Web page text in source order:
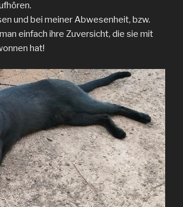
und bei meiner Abwesenheit, bzw.
einfach ihre Zuversicht, die sie mit
hat!